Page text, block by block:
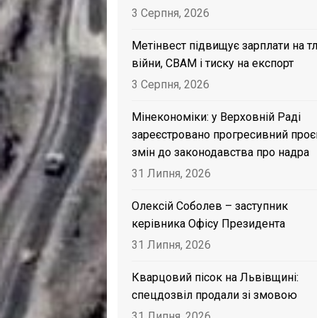
3 Серпня, 2026
Метінвест підвищує зарплати на
війни, CBAM і тиску на експорт
3 Серпня, 2026
Мінекономіки: у Верховній Раді
зареєстровано прогресивний
змін до законодавства про надра
31 Липня, 2026
Олексій Соболев – заступник
керівника Офісу Президента
31 Липня, 2026
Кварцовий пісок на Львівщині:
спецдозвіл продали зі змовою